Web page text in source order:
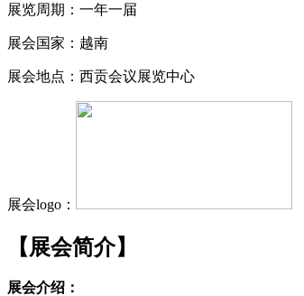
展览周期： 一年一届
展会国家： 越南
展会地点： 西贡会议展览中心
展会logo：
【展会简介】
展会介绍：